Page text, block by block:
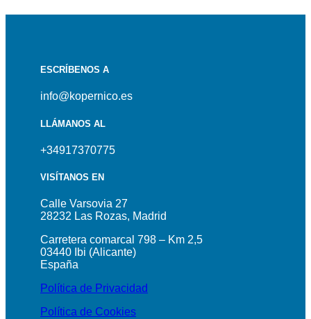
ESCRÍBENOS A
info@kopernico.es
LLÁMANOS AL
+34917370775
VISÍTANOS EN
Calle Varsovia 27
28232 Las Rozas, Madrid
Carretera comarcal 798 – Km 2,5
03440 Ibi (Alicante)
España
Política de Privacidad
Política de Cookies